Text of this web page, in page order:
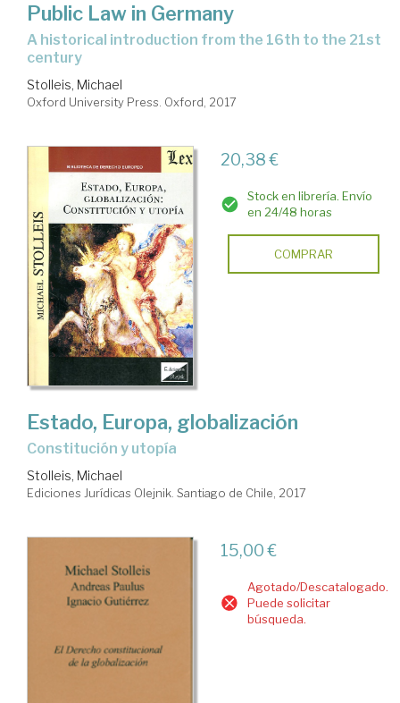
Public Law in Germany
a historical introduction from the 16th to the 21st
century
Stolleis, Michael
Oxford University Press. Oxford, 2017
20,38 €
Stock en librería. Envío
en 24/48 horas
COMPRAR
Estado, Europa, globalización
constitución y utopía
Stolleis, Michael
Ediciones Jurídicas Olejnik. Santiago de Chile, 2017
15,00 €
Agotado/Descatalogado.
Puede solicitar
búsqueda.